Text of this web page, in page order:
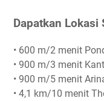
Dapatkan Lokasi
• 600 m/2 menit
• 900 m/3 menit
• 900 m/5 menit
• 4,1 km/10 menit